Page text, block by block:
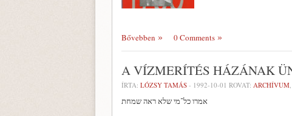
Bővebben 0 Comments
A VÍZMERÍTÉS HÁZÁNAK
ÍRTA: LÓZSY TAMÁS - 1992-10-01 ROVAT: ARCHÍVUM,
אמרו כל־מי שלא ראה שמחת